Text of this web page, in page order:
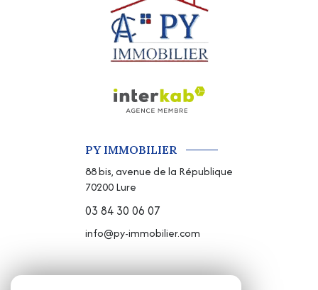
PY IMMOBILIER
88 bis, avenue de la République
70200Lure
03 84 30 06 07
info@py-immobilier.com